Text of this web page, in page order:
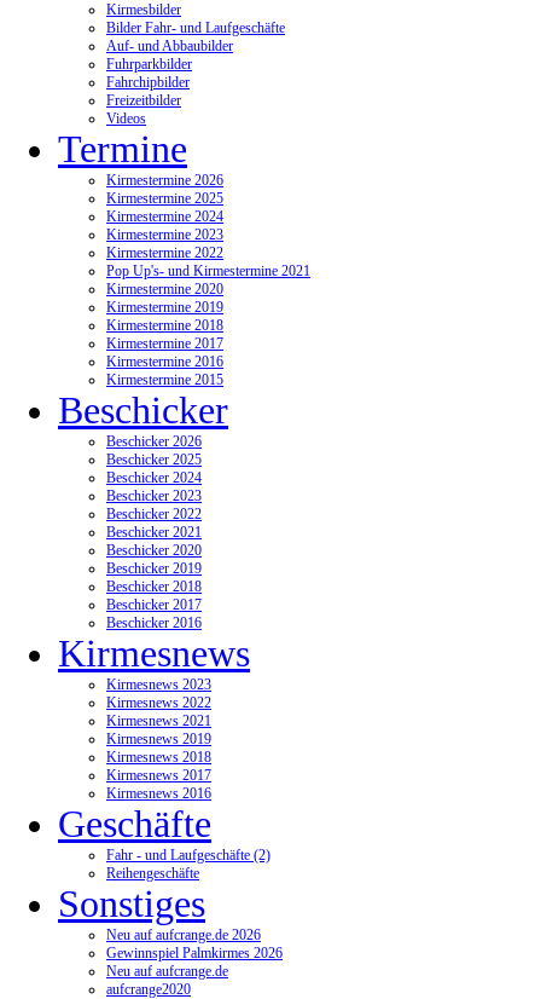
Kirmesbilder
Bilder Fahr- und Laufgeschäfte
Auf- und Abbaubilder
Fuhrparkbilder
Fahrchipbilder
Freizeitbilder
Videos
Termine
Kirmestermine 2026
Kirmestermine 2025
Kirmestermine 2024
Kirmestermine 2023
Kirmestermine 2022
Pop Up's- und Kirmestermine 2021
Kirmestermine 2020
Kirmestermine 2019
Kirmestermine 2018
Kirmestermine 2017
Kirmestermine 2016
Kirmestermine 2015
Beschicker
Beschicker 2026
Beschicker 2025
Beschicker 2024
Beschicker 2023
Beschicker 2022
Beschicker 2021
Beschicker 2020
Beschicker 2019
Beschicker 2018
Beschicker 2017
Beschicker 2016
Kirmesnews
Kirmesnews 2023
Kirmesnews 2022
Kirmesnews 2021
Kirmesnews 2019
Kirmesnews 2018
Kirmesnews 2017
Kirmesnews 2016
Geschäfte
Fahr - und Laufgeschäfte (2)
Reihengeschäfte
Sonstiges
Neu auf aufcrange.de 2026
Gewinnspiel Palmkirmes 2026
Neu auf aufcrange.de
aufcrange2020